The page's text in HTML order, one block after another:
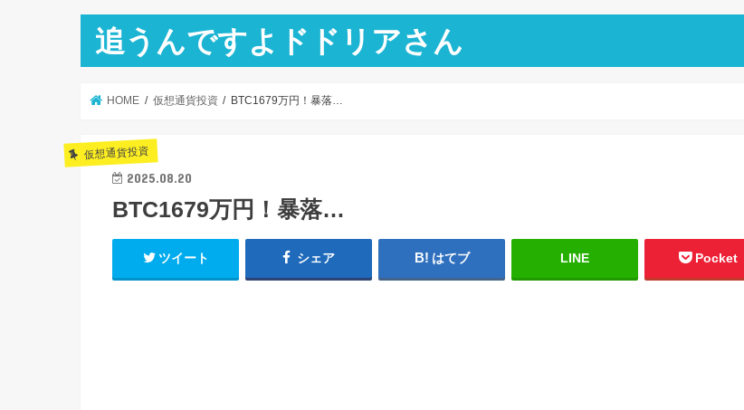
追うんですよドドリアさん
HOME 仮想通貨投資 BTC1679万円！暴落…
仮想通貨投資
2025.08.20
BTC1679万円！暴落…
ツイート シェア はてブ LINE Pocket